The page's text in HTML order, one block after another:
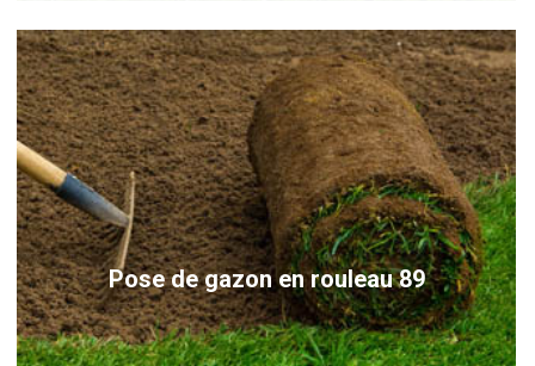
Pose de gazon en rouleau 89